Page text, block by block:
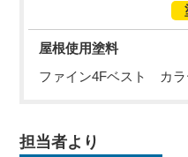
屋根使用塗料
ファイン4Fベスト カラ
担当者より